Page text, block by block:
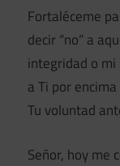
Fortaléceme
decir “no” a
integridad o mi
a Ti por
Tu voluntad
Señor, hoy me